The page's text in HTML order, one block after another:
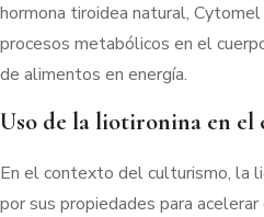
hormona tiroidea natural,
procesos metabólicos en el
de alimentos en energía.
Uso de la liotironina en
En el contexto del culturismo, la
por sus propiedades para